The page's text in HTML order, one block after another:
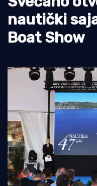
Ekologija
Tradicija i kultura
nautički
Boat Show